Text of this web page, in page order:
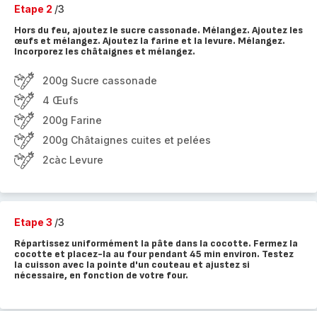
Etape 2 /3
Hors du feu, ajoutez le sucre cassonade. Mélangez. Ajoutez les
œufs et mélangez. Ajoutez la farine et la levure. Mélangez.
Incorporez les châtaignes et mélangez.
200g Sucre cassonade
4 Œufs
200g Farine
200g Châtaignes cuites et pelées
2càc Levure
Etape 3 /3
Répartissez uniformément la pâte dans la cocotte. Fermez la
cocotte et placez-la au four pendant 45 min environ. Testez
la cuisson avec la pointe d'un couteau et ajustez si
nécessaire, en fonction de votre four.